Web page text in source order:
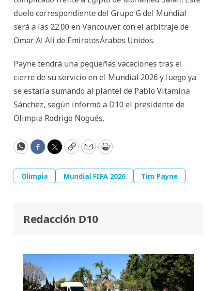
duelo correspondiente del Grupo G del Mundial
será a las 22.00 en Vancouver con el arbitraje de
Omar Al Ali de EmiratosÁrabes Unidos.
Payne tendrá una pequeñas vacaciones tras el
cierre de su servicio en el Mundial 2026 y luego ya
se estaría sumando al plantel de Pablo Vitamina
Sánchez, según informó a D10 el presidente de
Olimpia Rodrigo Nogués.
WhatsApp
Facebook
Twitter
CopyEmailPrint
Olimpia Mundial FIFA 2026 Tim Payne
Redacción D10